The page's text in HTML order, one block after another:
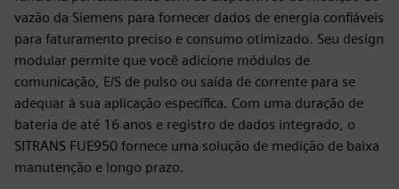
vazão da Siemens para fornecer dados de energia confiáveis
para faturamento preciso e consumo otimizado. Seu design
modular permite que você adicione módulos de
comunicação, E/S de pulso ou saída de corrente para se
adequar à sua aplicação específica. Com uma duração de
bateria de até 16 anos e registro de dados integrado, o
SITRANS FUE950 fornece uma solução de medição de baixa
manutenção e longo prazo.